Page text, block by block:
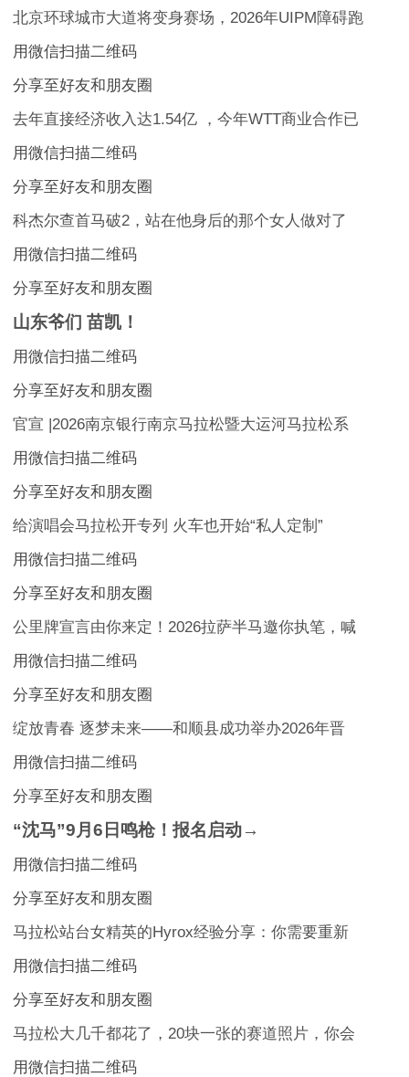
北京环球城市大道将变身赛场，2026年UIPM障碍跑
用微信扫描二维码
分享至好友和朋友圈
去年直接经济收入达1.54亿 ，今年WTT商业合作已
用微信扫描二维码
分享至好友和朋友圈
科杰尔查首马破2，站在他身后的那个女人做对了
用微信扫描二维码
分享至好友和朋友圈
山东爷们 苗凯！
用微信扫描二维码
分享至好友和朋友圈
官宣 |2026南京银行南京马拉松暨大运河马拉松系
用微信扫描二维码
分享至好友和朋友圈
给演唱会马拉松开专列 火车也开始“私人定制”
用微信扫描二维码
分享至好友和朋友圈
公里牌宣言由你来定！2026拉萨半马邀你执笔，喊
用微信扫描二维码
分享至好友和朋友圈
绽放青春 逐梦未来——和顺县成功举办2026年晋
用微信扫描二维码
分享至好友和朋友圈
“沈马”9月6日鸣枪！报名启动→
用微信扫描二维码
分享至好友和朋友圈
马拉松站台女精英的Hyrox经验分享：你需要重新
用微信扫描二维码
分享至好友和朋友圈
马拉松大几千都花了，20块一张的赛道照片，你会
用微信扫描二维码